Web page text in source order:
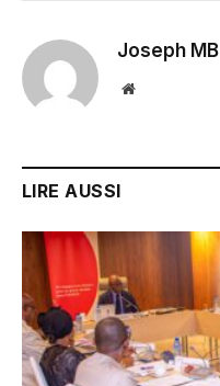
Joseph MB
Website
LIRE AUSSI